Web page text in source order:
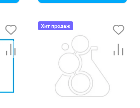
Хит продаж